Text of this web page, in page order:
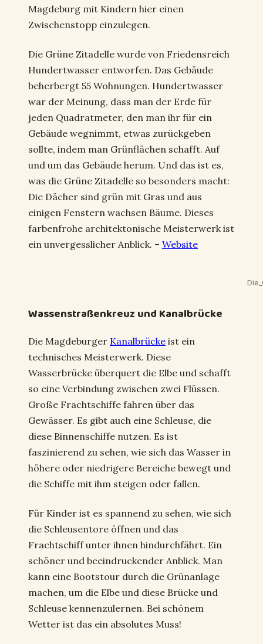
Magdeburg mit Kindern hier einen
Zwischenstopp einzulegen.
Die Grüne Zitadelle wurde von Friedensreich
Hundertwasser entworfen. Das Gebäude
beherbergt 55 Wohnungen. Hundertwasser
war der Meinung, dass man der Erde für
jeden Quadratmeter, den man ihr für ein
Gebäude wegnimmt, etwas zurückgeben
sollte, indem man Grünflächen schafft. Auf
und um das Gebäude herum. Und das ist es,
was die Grüne Zitadelle so besonders macht:
Die Dächer sind grün mit Gras und aus
einigen Fenstern wachsen Bäume. Dieses
farbenfrohe architektonische Meisterwerk ist
ein unvergesslicher Anblick. – Website
Wassenstraßenkreuz und Kanalbrücke
Die Magdeburger Kanalbrücke ist ein
technisches Meisterwerk. Diese
Wasserbrücke überquert die Elbe und schafft
so eine Verbindung zwischen zwei Flüssen.
Große Frachtschiffe fahren über das
Gewässer. Es gibt auch eine Schleuse, die
diese Binnenschiffe nutzen. Es ist
faszinierend zu sehen, wie sich das Wasser in
höhere oder niedrigere Bereiche bewegt und
die Schiffe mit ihm steigen oder fallen.
Für Kinder ist es spannend zu sehen, wie sich
die Schleusentore öffnen und das
Frachtschiff unter ihnen hindurchfährt. Ein
schöner und beeindruckender Anblick. Man
kann eine Bootstour durch die Grünanlage
machen, um die Elbe und diese Brücke und
Schleuse kennenzulernen. Bei schönem
Wetter ist das ein absolutes Muss!